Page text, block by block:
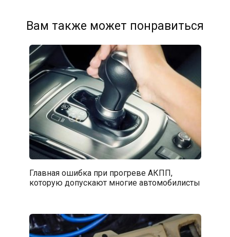
Вам также может понравиться
Главная ошибка при прогреве АКПП,
которую допускают многие автомобилисты